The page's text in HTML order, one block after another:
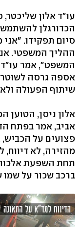
עו"ד אלון
הכדורגלן
סיום תפקידו.
ההליך המשפטי.
המשפט", אמר
אספה גרסה
שיתוף הפעולה
אלון ניסן, הטוען
אביב, אמר בפתח
פצועים על
מהזירה, לא דיווח,
תחת השפעת
ברכב שכור על